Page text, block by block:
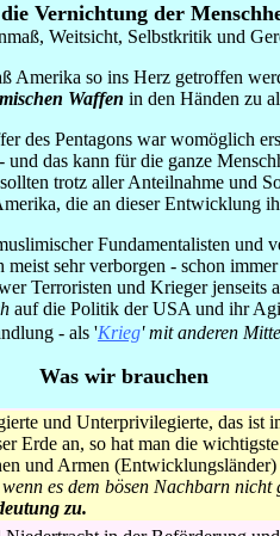
Vernichtung der
Weitsicht, Selbstkritik und
so ins Herz getroffen
Waffen in den Händen zu
des Pentagons war womöglich
das kann für die ganze
trotz aller Anteilnahme und
die an dieser Entwicklung
Fundamentalisten und
sehr verborgen - schon
Terroristen und Krieger
auf die Politik der USA und ihr
- als 'Krieg' mit anderen
Was wir brauchen
und Unterprivilegierte, das ist
Erde an, so hat man die
und Armen
es dem bösen Nachbarn nicht
zu.